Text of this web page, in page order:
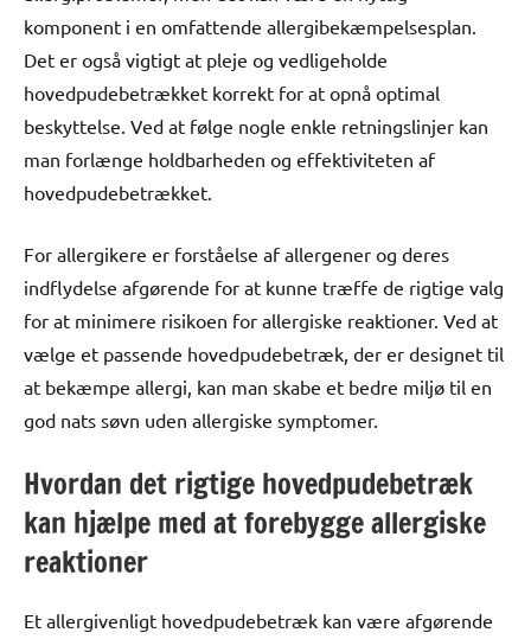
komponent i en omfattende allergibekæmpelsesplan.
Det er også vigtigt at pleje og vedligeholde
hovedpudebetrækket korrekt for at opnå optimal
beskyttelse. Ved at følge nogle enkle retningslinjer kan
man forlænge holdbarheden og effektiviteten af
hovedpudebetrækket.
For allergikere er forståelse af allergener og deres
indflydelse afgørende for at kunne træffe de rigtige valg
for at minimere risikoen for allergiske reaktioner. Ved at
vælge et passende hovedpudebetræk, der er designet til
at bekæmpe allergi, kan man skabe et bedre miljø til en
god nats søvn uden allergiske symptomer.
Hvordan det rigtige hovedpudebetræk
kan hjælpe med at forebygge allergiske
reaktioner
Et allergivenligt hovedpudebetræk kan være afgørende